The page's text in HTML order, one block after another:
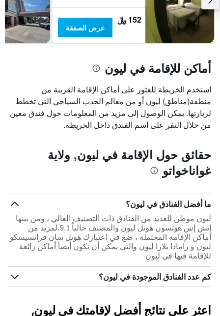
152 ﷼
عرض الصفقة
أماكن للإقامة في ليون
استخدم الخريطة للعثور على أماكن الإقامة القريبة من
منطقة(مناطق) ليون أو من معالم الجذب السياحي التي تخطط
لزيارتها. يمكن الوصول إلى مزيد من المعلومات حول فندق معين
من خلال النقر على اسم الفندق داخل الخريطة.
حقائق حول الإقامة في ليون, ولاية
غواناخواتو
ما أفضل الفنادق في ليون؟
ليون موطن للعديد من الفنادق ذات التصنيف العالي ، ومن بينها
إتش إس هوتسون هوتل ليون والمصنف حالياً 9.1.لمزيد من
أماكن الإقامة المحتملة ، ضع في اعتبارك هوتل سان فرانسيسكو
ليون و رامادا بلازا ليون والتي يمكن أن تكون أيضاً أماكن رائعة
للإقامة فيها في ليون
كم عدد الفنادق الموجودة في ليون؟
اعثر على نتائج أفضل لإقامتك في ليون,